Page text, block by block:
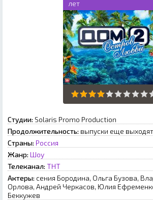
лет
Студии: Solaris Promo Production
Продолжительность: выпуски еще выходят
Страны: Россия
Жанр: Шоу
Телеканал: ТНТ
Актеры: сения Бородина, Ольга Бузова,
Орлова, Андрей Черкасов, Юлия
Беккужев